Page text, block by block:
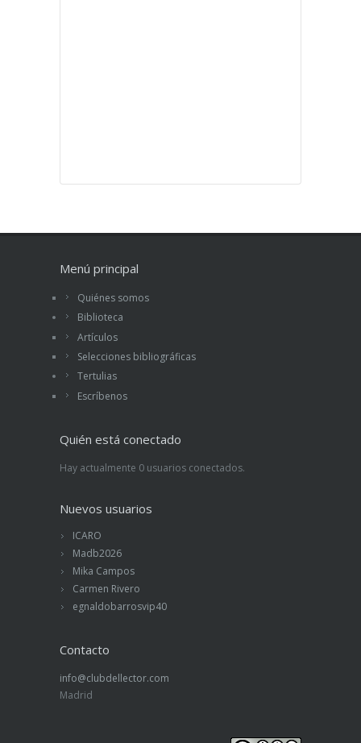
Menú principal
Quiénes somos
Biblioteca
Artículos
Selecciones bibliográficas
Tertulias
Escríbenos
Quién está conectado
Hay actualmente 0 usuarios conectados.
Nuevos usuarios
ICARO
Madb2026
Mika Campos
Carmen Rivero
egnaldobarrosvip40
Contacto
info@clubdellector.com
Madrid